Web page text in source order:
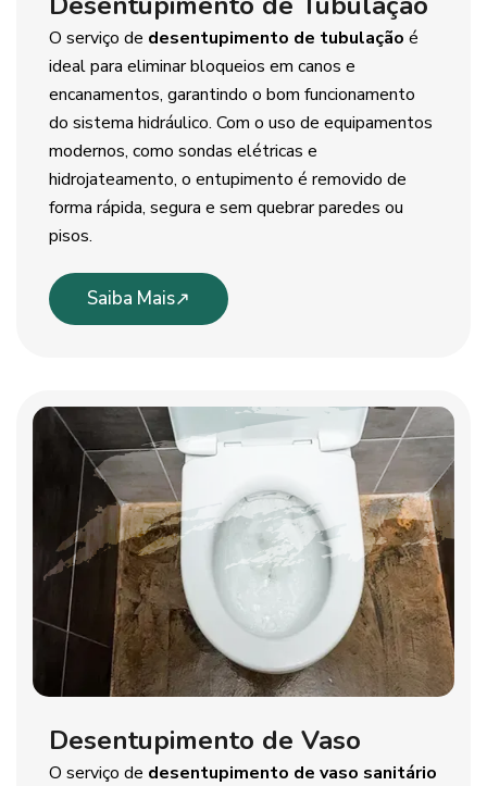
O serviço de desentupimento de tubulação é
ideal para eliminar bloqueios em canos e
encanamentos, garantindo o bom funcionamento
do sistema hidráulico. Com o uso de equipamentos
modernos, como sondas elétricas e
hidrojateamento, o entupimento é removido de
forma rápida, segura e sem quebrar paredes ou
pisos.
Saiba Mais
Desentupimento de Vaso
O serviço de desentupimento de vaso sanitário